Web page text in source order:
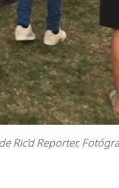
Ric’d Reporter,